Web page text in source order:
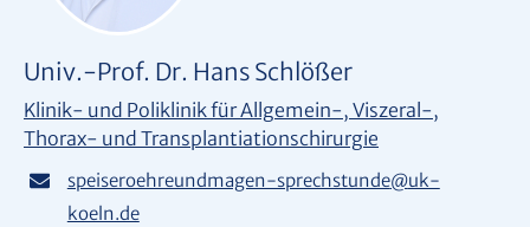
Univ.-Prof. Dr. Hans Schlößer
Klinik- und Poliklinik für Allgemein-, Viszeral-,
Thorax- und Transplantiationschirurgie
speiseroehreundmagen-sprechstunde@uk-
koeln.de